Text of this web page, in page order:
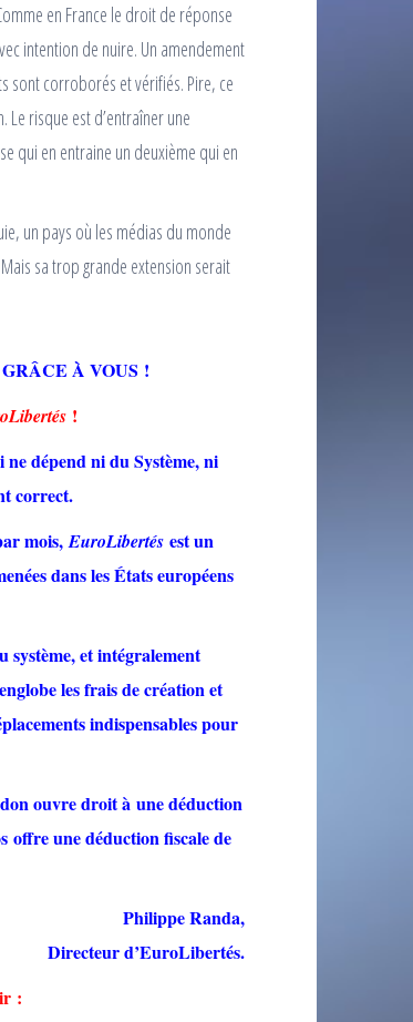
en France le droit de réponse
intention de nuire. Un amendement
sont corroborés et vérifiés. Pire, ce
risque est d’entraîner une
qui en entraine un deuxième qui en
un pays où les médias du monde
sa trop grande extension serait
À VOUS !
!
dépend ni du Système, ni
correct.
mois,EuroLibertés est un
dans les États européens
système, et intégralement
les frais de création et
indispensables pour
ouvre droit à une déduction
offre une déduction fiscale de
Philippe Randa,
Directeur d’EuroLibertés.
: